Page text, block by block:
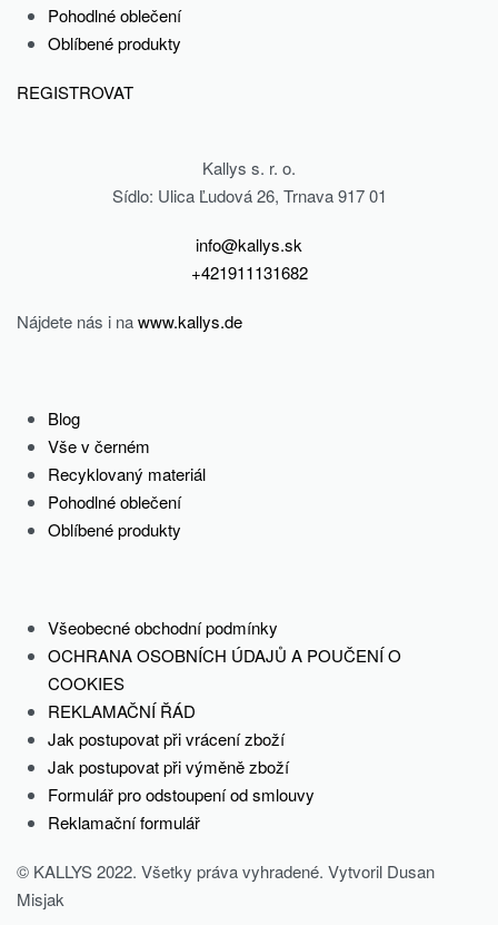
Pohodlné oblečení
Oblíbené produkty
REGISTROVAT
Kallys s. r. o.
Sídlo: Ulica Ľudová 26, Trnava 917 01
info@kallys.sk
+421911131682
Nájdete nás i nawww.kallys.de
Blog
Vše v černém
Recyklovaný materiál
Pohodlné oblečení
Oblíbené produkty
Všeobecné obchodní podmínky
OCHRANA OSOBNÍCH ÚDAJŮ A POUČENÍ O
COOKIES
REKLAMAČNÍ ŘÁD
Jak postupovat při vrácení zboží
Jak postupovat při výměně zboží
Formulář pro odstoupení od smlouvy
Reklamační formulář
© KALLYS 2022. Všetky práva vyhradené. Vytvoril Dusan
Misjak